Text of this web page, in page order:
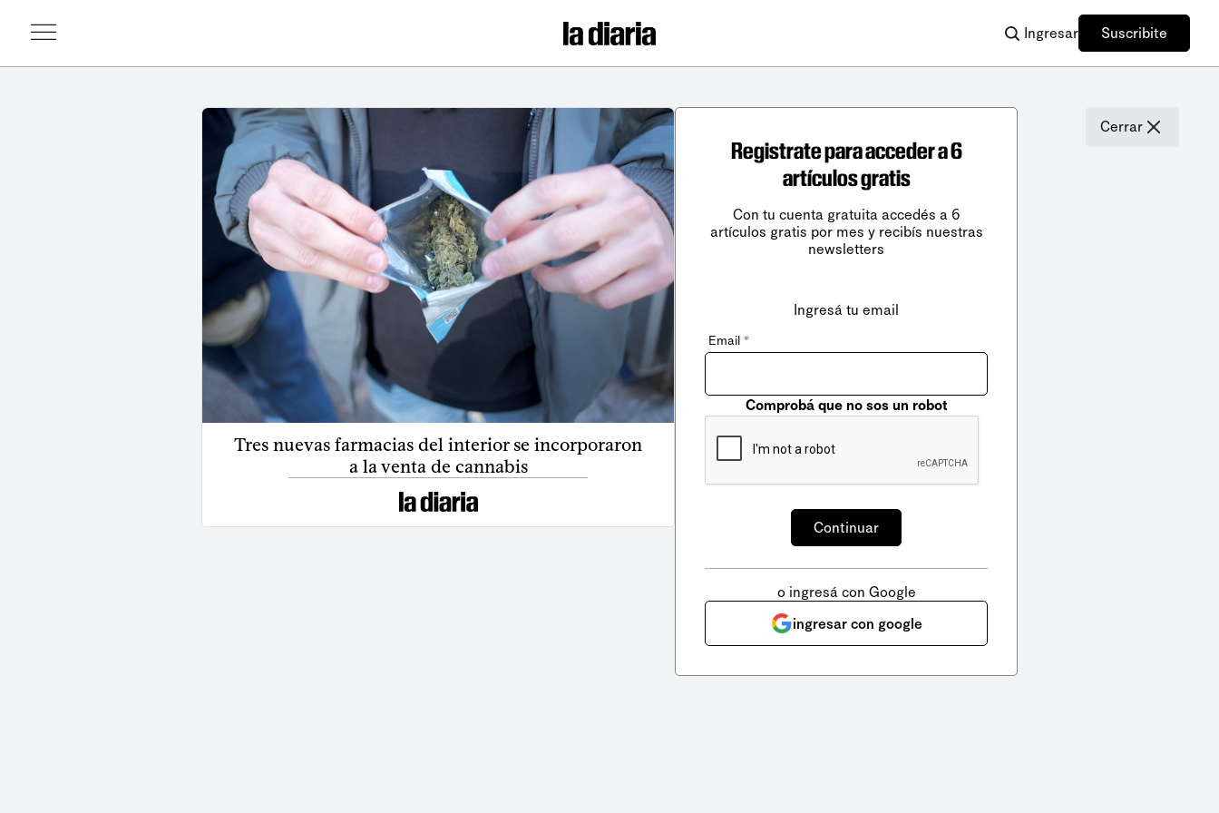
Ingresar Suscribite
Tres nuevas farmacias del interior se incorporaron
a la venta de cannabis
Cerrar
Registrate para acceder a 6
artículos gratis
Con tu cuenta gratuita accedés a 6
artículos gratis por mes y recibís nuestras
newsletters
Ingresá tu email
Email *
Comprobá que no sos un robot
o ingresá con Google
ingresar con google